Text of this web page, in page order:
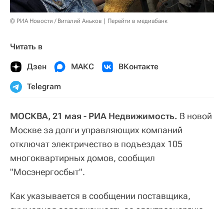
© РИА Новости / Виталий Аньков Перейти в медиабанк
Читать в
Дзен МАКС ВКонтакте
Telegram
МОСКВА, 21 мая - РИА Недвижимость. В новой
Москве за долги управляющих компаний
отключат электричество в подъездах 105
многоквартирных домов, сообщил
"Мосэнергосбыт".
Как указывается в сообщении поставщика,